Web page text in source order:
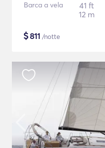
Barca a vela
41 ft
12 m
$811 /notte